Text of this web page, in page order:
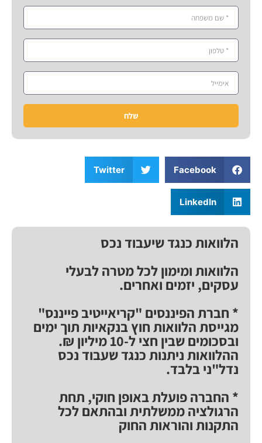
שלח
Facebook
Twitter
LinkedIn
הלוואות כנגד שיעבוד נכס
הלוואות ומימון לכל מטרה לבעלי
עסקים, יזמים ואחרים.
* חברת הפיננסים "קריאייטיב פייננס"
מגייסת הלוואות חוץ בנקאיות תוך ימים
ובסכומים שבין חצי ל-10 מיליון ₪.
ההלוואות ניתנות כנגד שעבוד נכס
נדל"ני בלבד.
* החברה פועלת באופן חוקי, תחת
הרגולציה ממשלתית ובהתאם לכל
התקנות והוראות החוק